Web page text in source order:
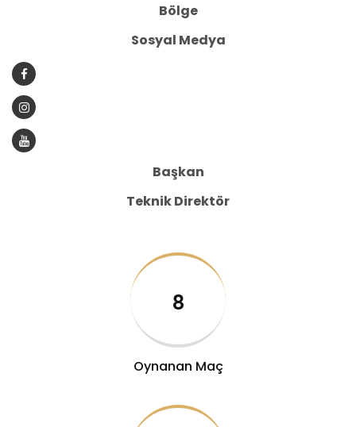
Bölge
Sosyal Medya
Başkan
Teknik Direktör
8
Oynanan Maç